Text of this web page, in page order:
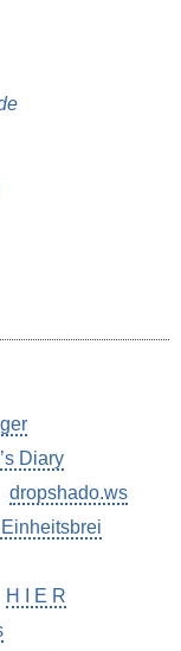
Diary
dropshado.ws
H I E R